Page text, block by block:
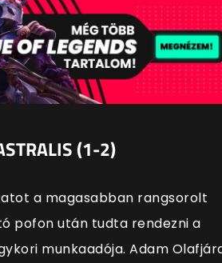
(1-2)
a magasabban rangsorolt
pofon után tudta rendezni a
munkaadója. Adam